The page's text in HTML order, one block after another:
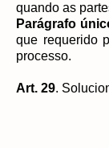
quando as
Parágrafo
que requerido
processo.
Art. 29.